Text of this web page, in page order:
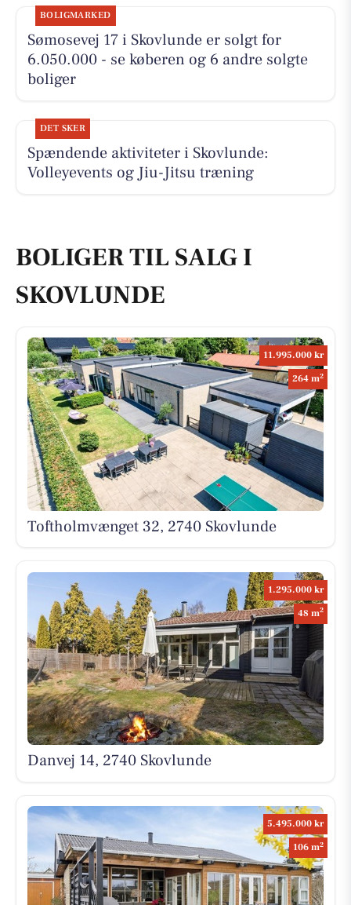
BOLIGMARKED
Sømosevej 17 i Skovlunde er solgt for
6.050.000 - se køberen og 6 andre solgte
boliger
DET SKER
Spændende aktiviteter i Skovlunde:
Volleyevents og Jiu-Jitsu træning
BOLIGER TIL SALG I
SKOVLUNDE
11.995.000 kr
264 m2
Toftholmvænget 32, 2740 Skovlunde
1.295.000 kr
48 m2
Danvej 14, 2740 Skovlunde
5.495.000 kr
106 m2